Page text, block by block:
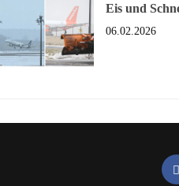
Eis und
06.02.2026